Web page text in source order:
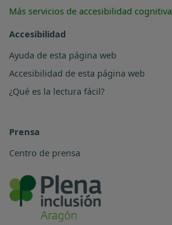
Más servicios de accesibilidad cognitiva
Accesibilidad
Ayuda de esta página web
Accesibilidad de esta página web
¿Qué es la lectura fácil?
Prensa
Centro de prensa